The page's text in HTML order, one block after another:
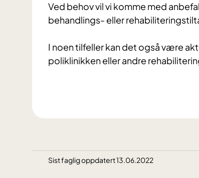
Ved behov vil vi komme med
behandlings- eller
I noen tilfeller kan det også være
poliklinikken eller andre
Sist faglig oppdatert 13.06.2022